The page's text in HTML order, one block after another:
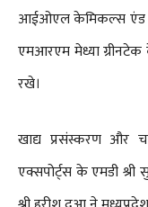
आईओएल केमिकल्स एंड
एमआरएम मेध्या ग्रीनटेक
रखे।
खाद्य प्रसंस्करण और
एक्सपोर्ट्स के एमडी